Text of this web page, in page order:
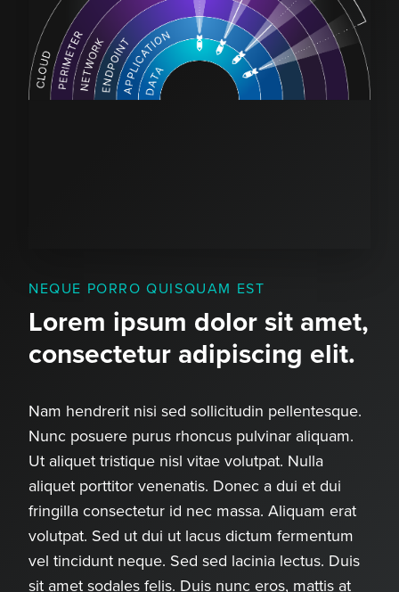
NEQUE PORRO QUISQUAM EST
Lorem ipsum dolor sit amet,
consectetur adipiscing elit.
Nam hendrerit nisi sed sollicitudin pellentesque.
Nunc posuere purus rhoncus pulvinar aliquam.
Ut aliquet tristique nisl vitae volutpat. Nulla
aliquet porttitor venenatis. Donec a dui et dui
fringilla consectetur id nec massa. Aliquam erat
volutpat. Sed ut dui ut lacus dictum fermentum
vel tincidunt neque. Sed sed lacinia lectus. Duis
sit amet sodales felis. Duis nunc eros, mattis at